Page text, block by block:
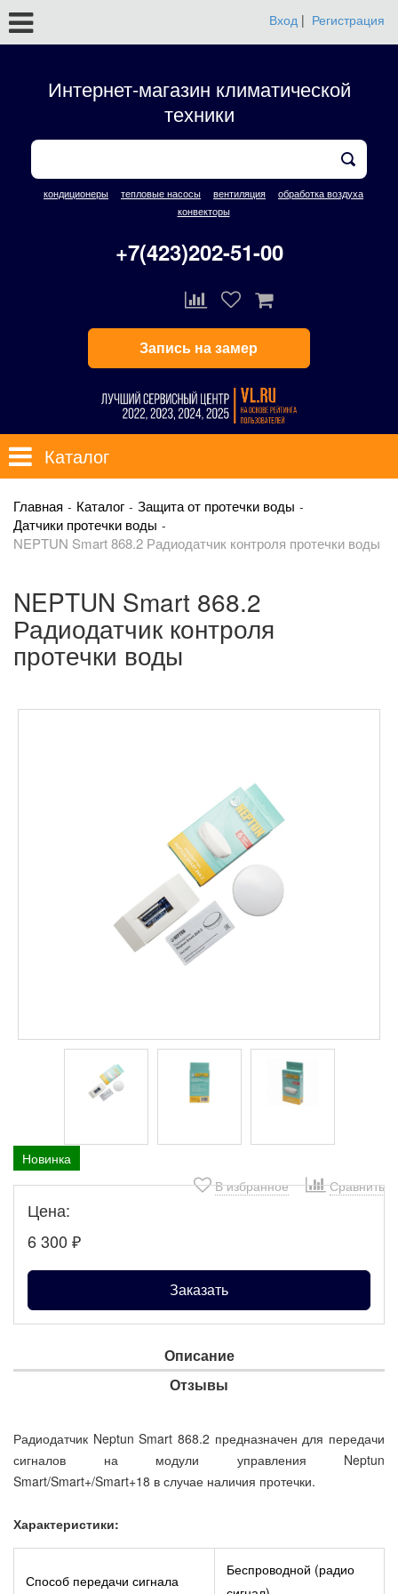
Вход | Регистрация
Интернет-магазин климатической
техники
кондиционеры тепловые насосы вентиляция
обработка воздуха
конвекторы
+7(423)202-51-00
Запись на замер
Каталог
Главная Каталог
Защита от протечки воды
Датчики протечки воды
NEPTUN Smart 868.2 Радиодатчик контроля протечки воды
NEPTUN Smart 868.2
Радиодатчик контроля
протечки воды
Новинка
В избранное
Сравнить
Цена:
6 300 ₽
Заказать
Описание
Отзывы
Радиодатчик Neptun Smart 868.2 предназначен для передачи
сигналов на модули управления Neptun
Smart/Smart+/Smart+18 в случае наличия протечки.
Характеристики:
Способ передачи сигнала
Беспроводной (радио